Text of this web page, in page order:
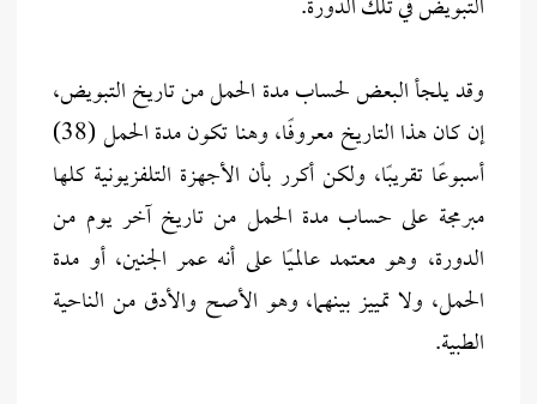
وقد يلجأ البعض لحساب مدة الحمل من تاريخ التبويض،
إن كان هذا التاريخ معروفًا، وهنا تكون مدة الحمل (38)
أسبوعًا تقريبًا، ولكن أكرر بأن الأجهزة التلفزيونية كلها
مبرمجة على حساب مدة الحمل من تاريخ آخر يوم من
الدورة، وهو معتمد عالميًا على أنه عمر الجنين، أو مدة
الحمل، ولا تمييز بينهما، وهو الأصح والأدق من الناحية
الطبية.